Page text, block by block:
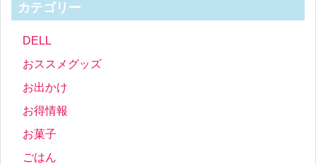
カテゴリー
DELL
おススメグッズ
お出かけ
お得情報
お菓子
ごはん